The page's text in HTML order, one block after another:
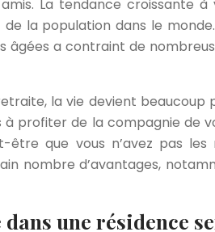
La tendance croissante à
la population dans le
âgées a contraint de
la vie devient beaucoup
à profiter de la compagnie
que vous n’avez pas
nombre d’avantages,
une résidence